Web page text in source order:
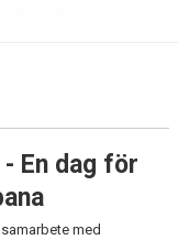
En dag för
med